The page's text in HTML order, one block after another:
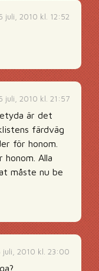
juli, 2010 kl. 12:52
juli, 2010 kl. 21:57
är det
färdväg
för honom.
honom. Alla
måste nu be
juli, 2010 kl. 23:00